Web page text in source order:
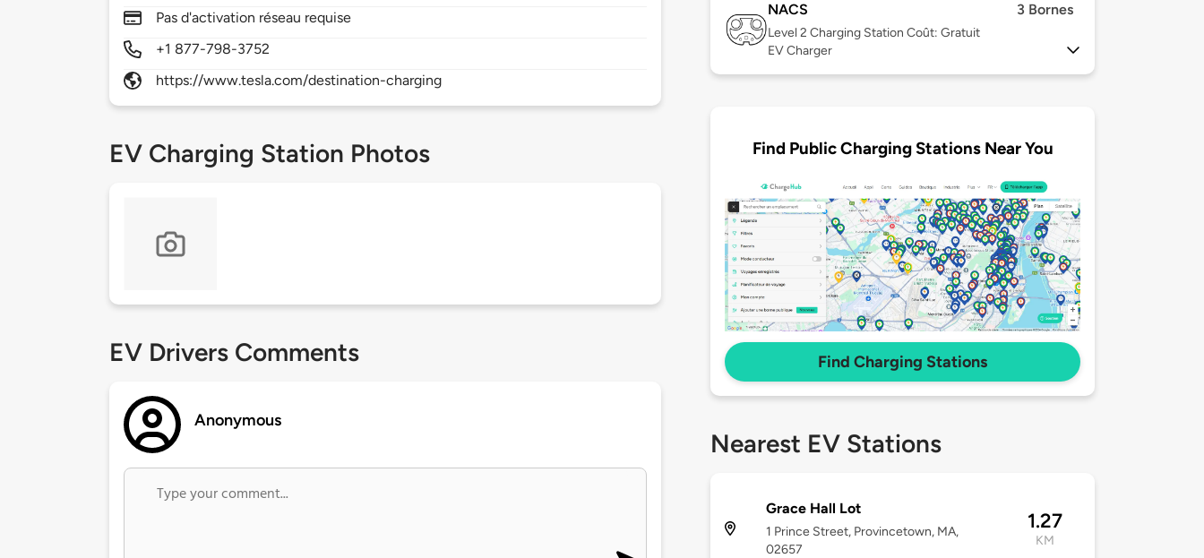
Pas d'activation réseau requise
+1 877-798-3752
https://www.tesla.com/destination-charging
EV Charging Station Photos
EV Drivers Comments
Anonymous
NACS 3 Bornes
Level 2 Charging Station Coût: Gratuit
EV Charger
Find Public Charging Stations Near You
Find Charging Stations
Nearest EV Stations
Grace Hall Lot
1 Prince Street, Provincetown, MA,
02657
1.27
KM